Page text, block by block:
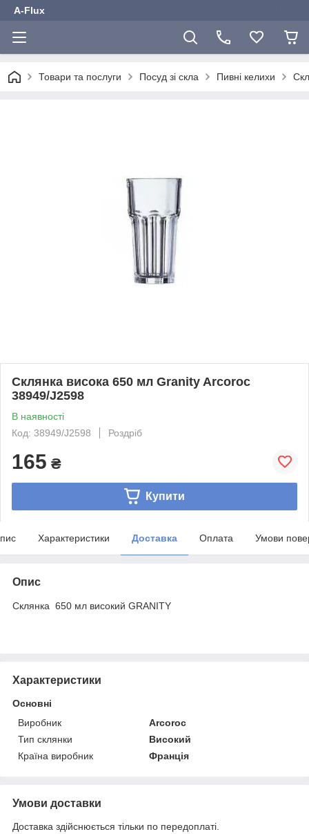
A-Flux
Товари та послуги Посуд зі скла Пивні келихи
Склянка висока 650 мл Granity Arcoroc
38949/J2598
В наявності
Код: 38949/J2598
Роздріб
165 ₴
Купити
Характеристики Доставка Оплата Умови
Опис
Склянка 650 мл високий GRANITY
Характеристики
Основні
Виробник
Arcoroc
Тип склянки
Високий
Країна виробник
Франція
Умови доставки
Доставка здійснюється тільки по передоплаті.